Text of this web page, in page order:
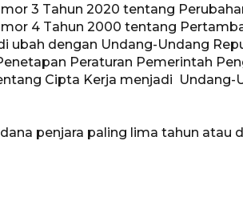
3 Tahun 2020 tentang
4 Tahun 2000 tentang
ubah dengan Undang-Undang
Peraturan Pemerintah
Cipta Kerja menjadi Undang-
penjara paling lima tahun atau